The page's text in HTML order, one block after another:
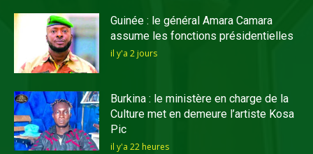
Guinée : le général Amara Camara
assume les fonctions présidentielles
il y'a 2 jours
Burkina : le ministère en charge de la
Culture met en demeure l’artiste Kosa
Pic
il y'a 22 heures